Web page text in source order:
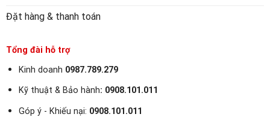
Đặt hàng & thanh toán
Tổng đài hỗ trợ
Kinh doanh 0987.789.279
Kỹ thuật & Bảo hành: 0908.101.011
Góp ý - Khiếu nại: 0908.101.011